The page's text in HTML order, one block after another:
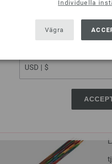
SHIPPING TO
USA - The United
Individuella
Vägra